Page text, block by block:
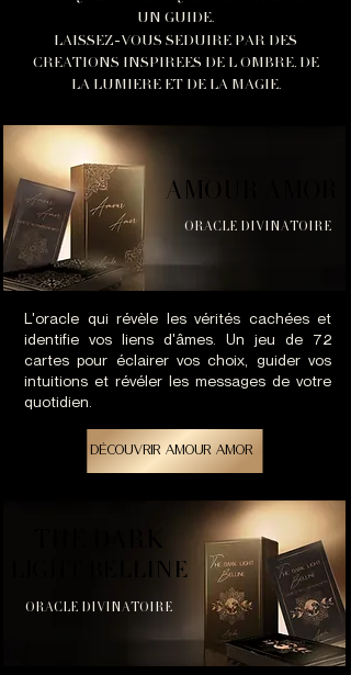
UN GUIDE.
LAISSEZ-VOUS SEDUIRE PAR DES
CREATIONS INSPIREES DE L OMBRE, DE
LA LUMIERE ET DE LA MAGIE.
AMOUR AMOR
AMOUR AMOR
ORACLE DIVINATOIRE
L'oracle qui révèle les vérités cachées et
identifie vos liens d'âmes. Un jeu de 72
cartes pour éclairer vos choix, guider vos
intuitions et révéler les messages de votre
quotidien.
découvrir AMOUR AMOR
LIGHT BELLINE
LIGHT BELLINE
ORACLE DIVINATOIRE